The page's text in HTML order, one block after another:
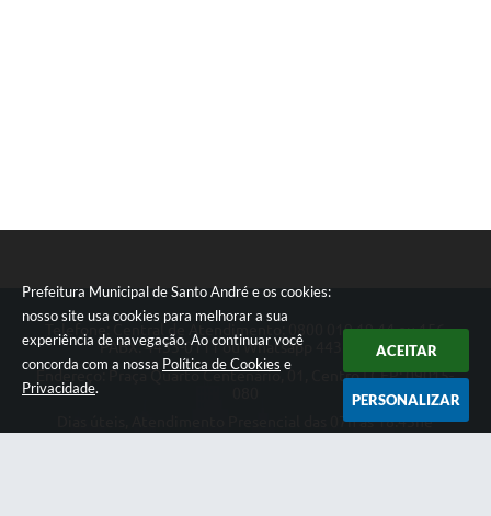
Prefeitura Municipal de Santo André e os cookies:
nosso site usa cookies para melhorar a sua
experiência de navegação. Ao continuar você
concorda com a nossa Política de Cookies e
Privacidade.
ACEITAR
PERSONALIZAR
Telefone: Central de Atendimento: 0800 019 19 44 ou 156
PABX: 4433-0111 ou Whatsapp 4433-0123
Endereço: Praça Quarto Centenário, 01, Centro | CEP: 09015-
Dias úteis, Atendimento Presencial das 07h as 18:45he